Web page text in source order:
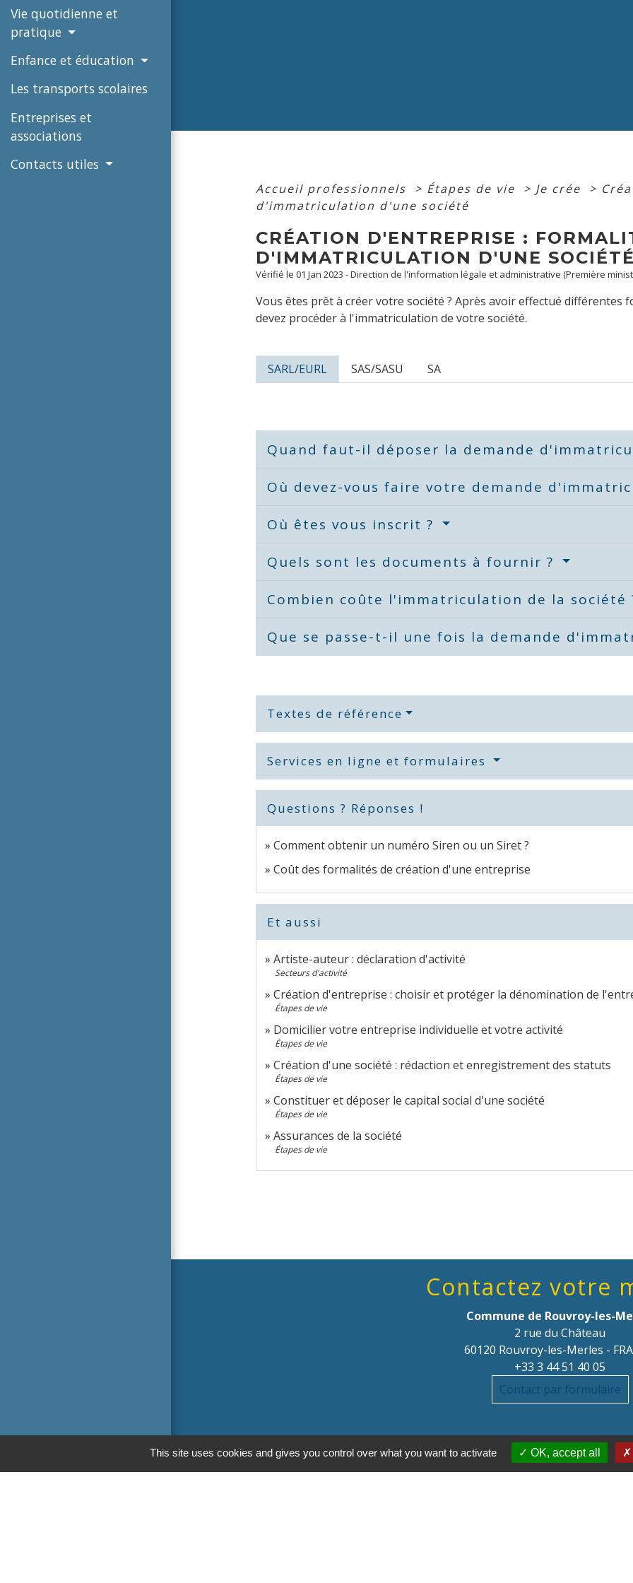
Vie quotidienne et
pratique
Enfance et éducation
Les transports scolaires
Entreprises et
associations
Contacts utiles
Accueil professionnels > Étapes de vie > Je crée >
d'immatriculation d'une société
CRÉATION D'ENTREPRISE :
D'IMMATRICULATION D'UNE SOCIÉTÉ
Vérifié le 01 Jan 2023 - Direction de l'information légale et administrative (Première
Vous êtes prêt à créer votre société ? Après avoir effectué différentes
devez procéder à l'immatriculation de votre société.
SARL/EURL SAS/SASU SA
Quand faut-il déposer la demande
Où devez-vous faire votre demande
Où êtes vous inscrit ?
Quels sont les documents à fournir ?
Combien coûte l'immatriculation de la société
Que se passe-t-il une fois la demande
Textes de référence
Services en ligne et formulaires
Questions ? Réponses !
Comment obtenir un numéro Siren ou un Siret ?
Coût des formalités de création d'une entreprise
Et aussi
Artiste-auteur : déclaration d'activité
Secteurs d'activité
Création d'entreprise : choisir et protéger la dénomination de
Étapes de vie
Domicilier votre entreprise individuelle et votre activité
Étapes de vie
Création d'une société : rédaction et enregistrement des statuts
Étapes de vie
Constituer et déposer le capital social d'une société
Étapes de vie
Assurances de la société
Étapes de vie
Contactez votre
Commune de Rouvroy-les-
2 rue du Château
60120 Rouvroy-les-Merles -
+33 3 44 51 40 05
Contact par formulaire
This site uses cookies and gives you control over what you want to activate OK, accept all